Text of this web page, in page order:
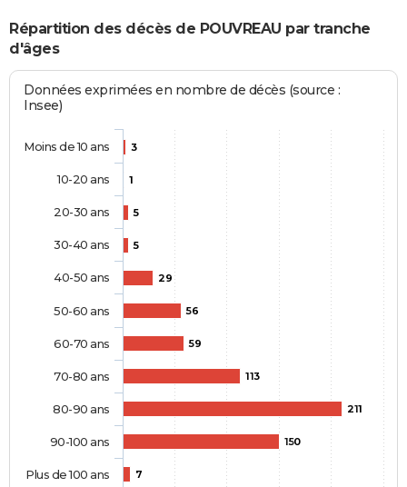
Répartition des décès de POUVREAU par tranche
d'âges
Données exprimées en nombre de décès (source :
Insee)
3
1
5
5
29
56
59
113
211
150
7
Moins de 10 ans
10-20 ans
20-30 ans
30-40 ans
40-50 ans
50-60 ans
60-70 ans
70-80 ans
80-90 ans
90-100 ans
Plus de 100 ans